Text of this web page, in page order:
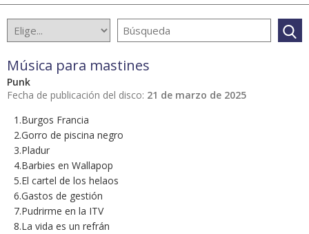
Música para mastines
Punk
Fecha de publicación del disco: 21 de marzo de 2025
1.Burgos Francia
2.Gorro de piscina negro
3.Pladur
4.Barbies en Wallapop
5.El cartel de los helaos
6.Gastos de gestión
7.Pudrirme en la ITV
8.La vida es un refrán